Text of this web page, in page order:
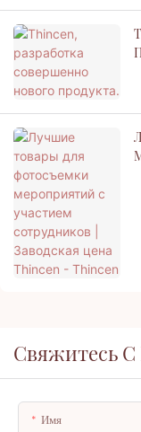
Свяжитесь
Имя